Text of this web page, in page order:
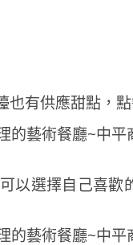
有供應甜點，
以選擇自己喜歡